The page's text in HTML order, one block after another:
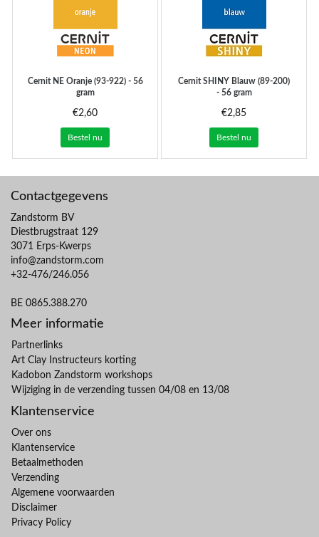
CernitNE Oranje (93-922) - 56
gram
€2,60
Bestel nu
CernitSHINY Blauw (89-200)
- 56 gram
€2,85
Bestel nu
Contactgegevens
Zandstorm BV
Diestbrugstraat 129
3071 Erps-Kwerps
info@zandstorm.com
+32-476/246.056
BE 0865.388.270
Meer informatie
Partnerlinks
Art Clay Instructeurs korting
Kadobon Zandstorm workshops
Wijziging in de verzending tussen 04/08 en 13/08
Klantenservice
Over ons
Klantenservice
Betaalmethoden
Verzending
Algemene voorwaarden
Disclaimer
Privacy Policy